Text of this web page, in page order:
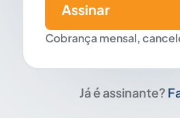
Cobrança mensal,
Assinar
Já é assinante?